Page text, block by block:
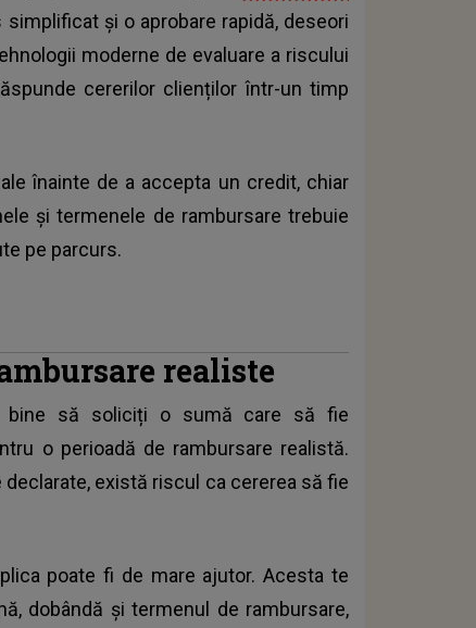
și o aprobare rapidă, deseori
moderne de evaluare a riscului
cererilor clienților într-un timp
înainte de a accepta un credit, chiar
și termenele de rambursare trebuie
pe parcurs.
realiste
bine să soliciți o sumă care să fie
o perioadă de rambursare realistă.
există riscul ca cererea să fie
poate fi de mare ajutor. Acesta te
dobândă și termenul de rambursare,